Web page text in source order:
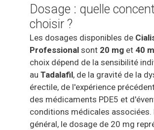
Dosage : quelle
choisir ?
Les dosages disponibles de
Professional sont 20 mg et 40
choix dépend de la sensibilité
au Tadalafil, de la gravité de la
érectile, de l'expérience
des médicaments PDE5 et
conditions médicales associées.
général, le dosage de 20 mg